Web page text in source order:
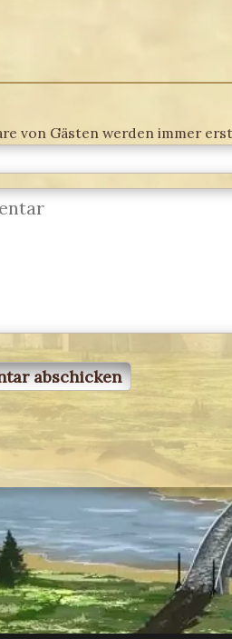
von Gästen werden immer